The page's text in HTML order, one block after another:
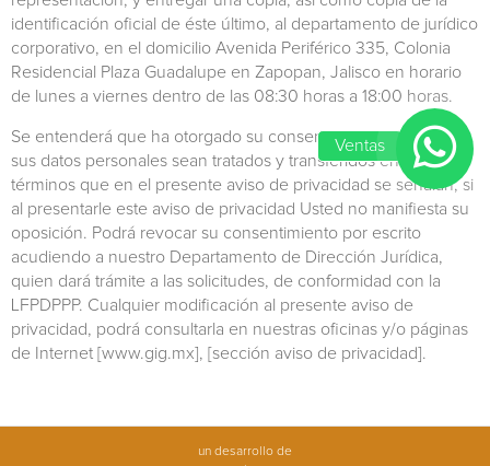
identificación oficial de éste último, al departamento de jurídico
corporativo, en el domicilio Avenida Periférico 335, Colonia
Residencial Plaza Guadalupe en Zapopan, Jalisco en horario
de lunes a viernes dentro de las 08:30 horas a 18:00 horas.
Se entenderá que ha otorgado su consentimiento para que
sus datos personales sean tratados y transferidos en los
términos que en el presente aviso de privacidad se señalan, si
al presentarle este aviso de privacidad Usted no manifiesta su
oposición. Podrá revocar su consentimiento por escrito
acudiendo a nuestro Departamento de Dirección Jurídica,
quien dará trámite a las solicitudes, de conformidad con la
LFPDPPP. Cualquier modificación al presente aviso de
privacidad, podrá consultarla en nuestras oficinas y/o páginas
de Internet [www.gig.mx], [sección aviso de privacidad].
un desarrollo de
Ventas